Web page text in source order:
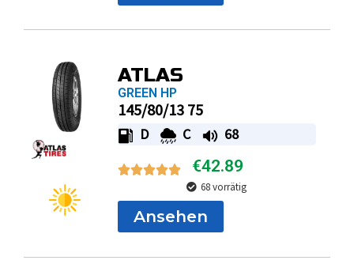
ATLAS
GREEN HP
145/80/13 75
D C 68
€42.89
68 vorrätig
Ansehen